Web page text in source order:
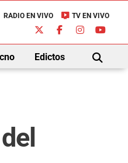
RADIO EN VIVO live_tv TV EN VIVO
Edictos
BUSCAR